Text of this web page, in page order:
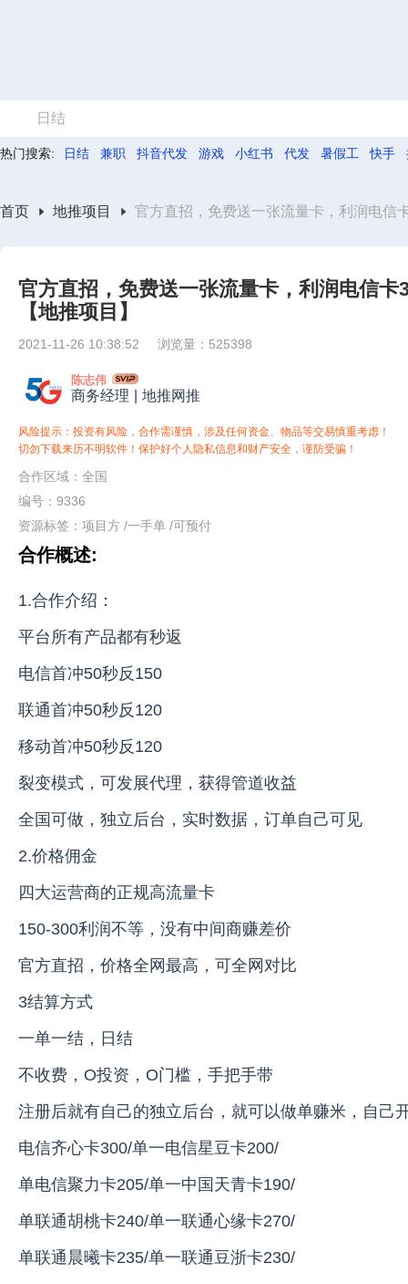
日结
热门搜索: 日结 兼职 抖音代发 游戏 小红书 代发 暑假工 快手
首页 地推项目 官方直招，免费送一张流量卡，利润电信
官方直招，免费送一张流量卡，利润电信
【地推项目】
2021-11-26 10:38:52 浏览量：525398
陈志伟
商务经理 地推网推
风险提示：投资有风险，合作需谨慎，涉及任何资金、物品等交易慎重考虑！
切勿下载来历不明软件！保护好个人隐私信息和财产安全，谨防受骗！
合作区域：全国
编号：9336
资源标签： 项目方 /一手单 /可预付
合作概述:
1.合作介绍：
平台所有产品都有秒返
电信首冲50秒反150
联通首冲50秒反120
移动首冲50秒反120
裂变模式，可发展代理，获得管道收益
全国可做，独立后台，实时数据，订单自己可见
2.价格佣金
四大运营商的正规高流量卡
150-300利润不等，没有中间商赚差价
官方直招，价格全网最高，可全网对比
3结算方式
一单一结，日结
不收费，O投资，O门槛，手把手带
注册后就有自己的独立后台，就可以做单赚米，自己
电信齐心卡300/单一电信星豆卡200/
单电信聚力卡205/单一中国天青卡190/
单联通胡桃卡240/单一联通心缘卡270/
单联通晨曦卡235/单一联通豆浙卡230/